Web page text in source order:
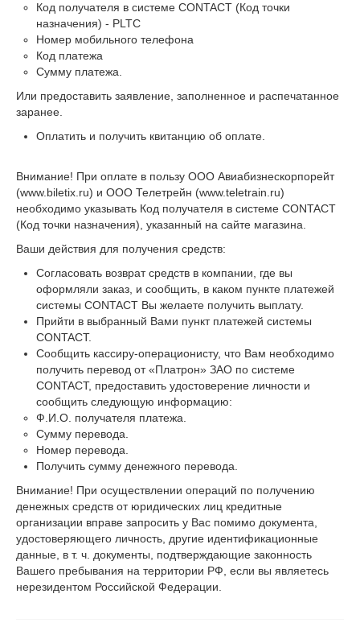
Код получателя в системе CONTACT (Код точки
назначения) - PLTC
Номер мобильного телефона
Код платежа
Сумму платежа.
Или предоставить заявление, заполненное и распечатанное
заранее.
Оплатить и получить квитанцию об оплате.
Внимание! При оплате в пользу ООО Авиабизнескорпорейт
(www.biletix.ru) и ООО Телетрейн (www.teletrain.ru)
необходимо указывать Код получателя в системе CONTACT
(Код точки назначения), указанный на сайте магазина.
Ваши действия для получения средств:
Согласовать возврат средств в компании, где вы
оформляли заказ, и сообщить, в каком пункте платежей
cистемы CONTACT Вы желаете получить выплату.
Прийти в выбранный Вами пункт платежей cистемы
CONTACT.
Сообщить кассиру-операционисту, что Вам необходимо
получить перевод от «Платрон» ЗАО по cистеме
CONTACT, предоставить удостоверение личности и
сообщить следующую информацию:
Ф.И.О. получателя платежа.
Сумму перевода.
Номер перевода.
Получить сумму денежного перевода.
Внимание! При осуществлении операций по получению
денежных средств от юридических лиц кредитные
организации вправе запросить у Вас помимо документа,
удостоверяющего личность, другие идентификационные
данные, в т. ч. документы, подтверждающие законность
Вашего пребывания на территории РФ, если вы являетесь
нерезидентом Российской Федерации.